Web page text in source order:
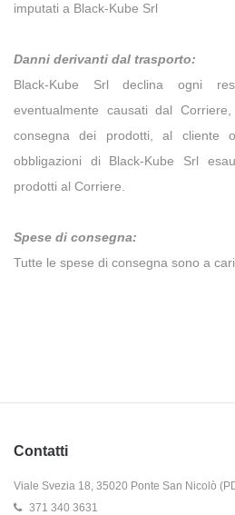
imputati a Black-Kube Srl
Danni derivanti dal trasporto:
Black-Kube Srl declina ogni
eventualmente causati dal
consegna dei prodotti, al cliente
obbligazioni di Black-Kube Srl
prodotti al Corriere.
Spese di consegna:
Tutte le spese di consegna sono a
Contatti
Viale Svezia 18, 35020 Ponte San Nicolò
371 340 3631